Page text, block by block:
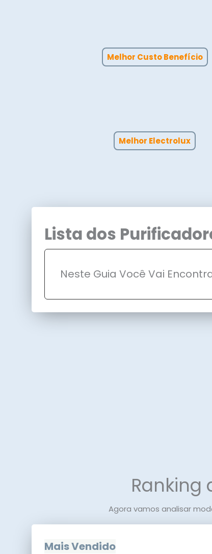
Melhor Custo Benefício
Melhor Electrolux
Lista dos
Neste Guia Você Vai
Ranking
Agora vamos analisar
Mais Vendido